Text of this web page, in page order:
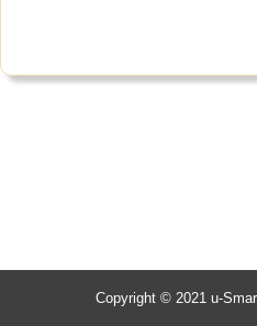
Copyright © 2021 u-